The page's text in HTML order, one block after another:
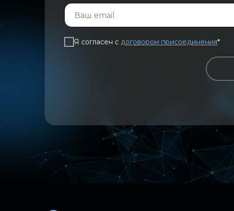
Я согласен с договором присоединения*